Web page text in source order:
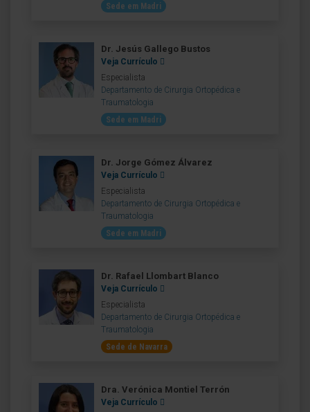
Sede em Madri
Dr. Jesús Gallego Bustos
Veja Currículo
Especialista
Departamento de Cirurgia Ortopédica e
Traumatologia
Sede em Madri
Dr. Jorge Gómez Álvarez
Veja Currículo
Especialista
Departamento de Cirurgia Ortopédica e
Traumatologia
Sede em Madri
Dr. Rafael Llombart Blanco
Veja Currículo
Especialista
Departamento de Cirurgia Ortopédica e
Traumatologia
Sede de Navarra
Dra. Verónica Montiel Terrón
Veja Currículo